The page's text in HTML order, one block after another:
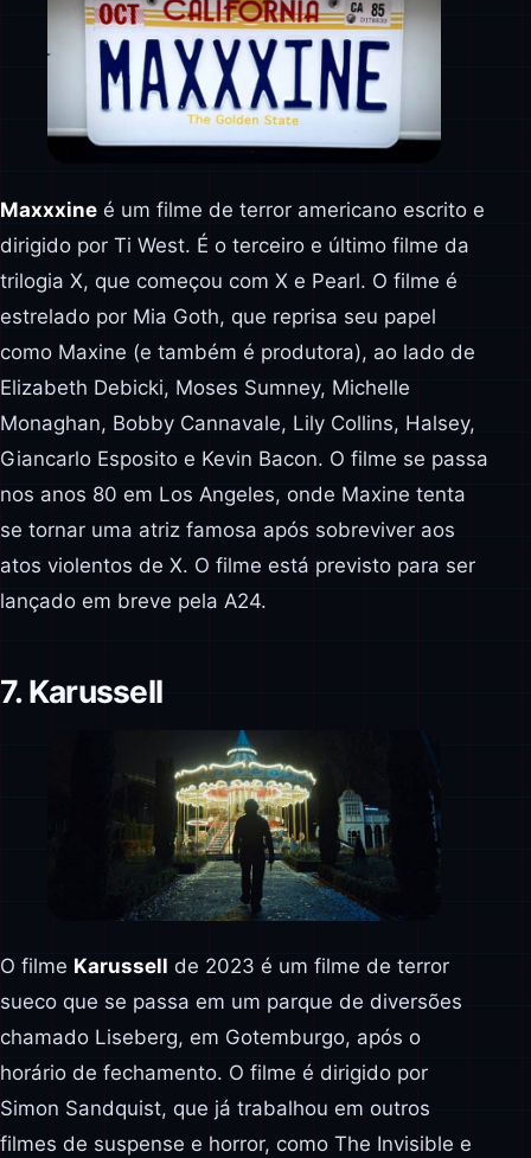
Maxxxine é um filme de terror americano escrito e
dirigido por Ti West. É o terceiro e último filme da
trilogia X, que começou com X e Pearl. O filme é
estrelado por Mia Goth, que reprisa seu papel
como Maxine (e também é produtora), ao lado de
Elizabeth Debicki, Moses Sumney, Michelle
Monaghan, Bobby Cannavale, Lily Collins, Halsey,
Giancarlo Esposito e Kevin Bacon. O filme se passa
nos anos 80 em Los Angeles, onde Maxine tenta
se tornar uma atriz famosa após sobreviver aos
atos violentos de X. O filme está previsto para ser
lançado em breve pela A24.
7. Karussell
O filme Karussell de 2023 é um filme de terror
sueco que se passa em um parque de diversões
chamado Liseberg, em Gotemburgo, após o
horário de fechamento. O filme é dirigido por
Simon Sandquist, que já trabalhou em outros
filmes de suspense e horror, como The Invisible e